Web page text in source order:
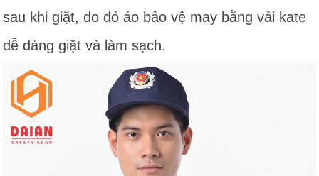
sau khi giặt, do đó áo bảo vệ may bằng vải kate
dễ dàng giặt và làm sạch.